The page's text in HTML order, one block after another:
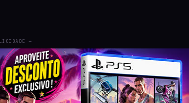
—